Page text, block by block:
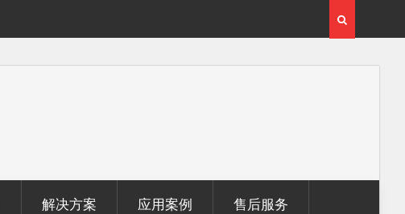
覆盖1000公里带状密林高山区的飞马机载激光雷达点
云数据及正射影像
解决方案 应用案例 售后服务